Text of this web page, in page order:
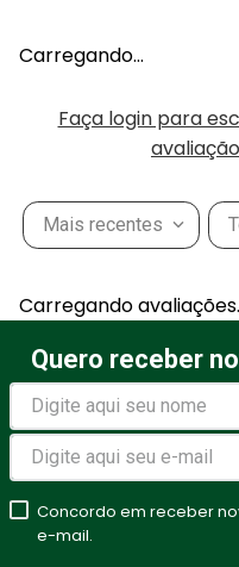
Carregando…
Faça login para
Mais recentes
Carregando
Quero receber
Concordo em receber
e-mail.